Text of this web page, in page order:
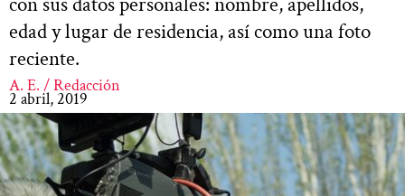
edad y lugar de residencia, así como una foto
reciente.
A. E. / Redacción
2 abril, 2019